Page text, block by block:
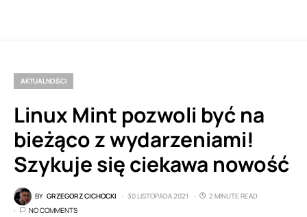
AKTUALNOŚCI
Linux Mint pozwoli być na
bieżąco z wydarzeniami!
Szykuje się ciekawa nowość
BY GRZEGORZ CICHOCKI 30 LISTOPADA 2021
2 MINUTE READ
NO COMMENTS